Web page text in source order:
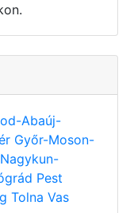
Abaúj-
Győr-Moson-
Pest
Tolna Vas